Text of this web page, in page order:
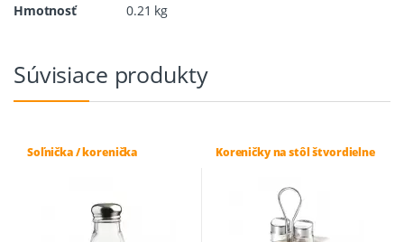
Hmotnosť
0.21 kg
Súvisiace produkty
Soľnička / korenička Koreničky na stôl štvordielne